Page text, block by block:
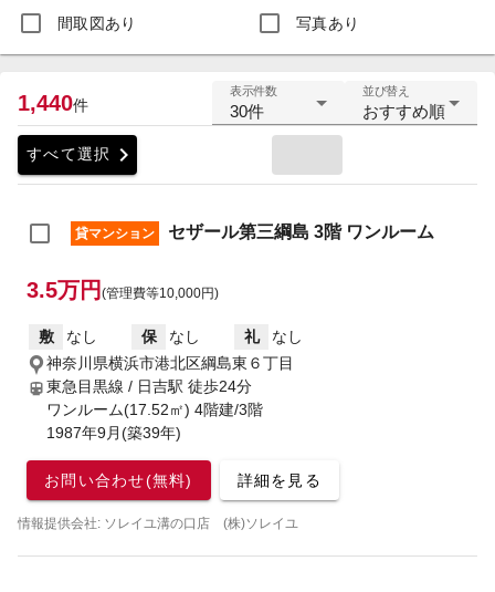
間取図あり 写真あり
1,440件
表示件数
30件
並び替え
おすすめ順
すべて選択 chevron_right
貸マンション セザール第三綱島 3階 ワンルーム
3.5万円 (管理費等10,000円)
敷 なし 保 なし 礼
なし
神奈川県横浜市港北区綱島東６丁目
東急目黒線 / 日吉駅 徒歩24分
ワンルーム(17.52㎡) 4階建/3階
1987年9月(築39年)
お問い合わせ(無料) 詳細を見る
情報提供会社: ソレイユ溝の口店 (株)ソレイユ